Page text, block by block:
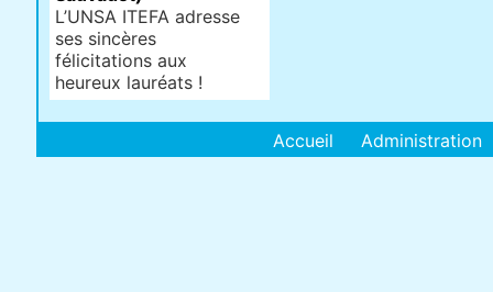
L’UNSA ITEFA adresse
ses sincères
félicitations aux
heureux lauréats !
Accueil Administration